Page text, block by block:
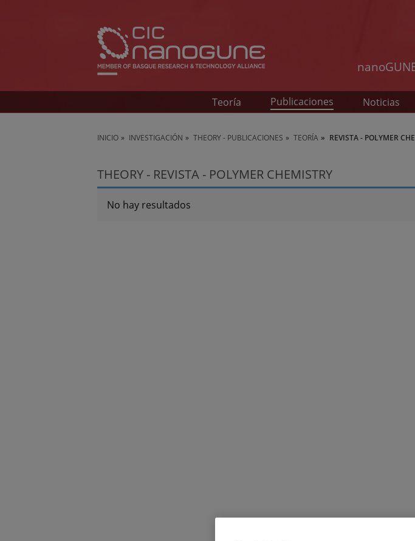
Teoría Publicaciones Noticias
INICIO INVESTIGACIÓN THEORY - PUBLICACIONES TEORÍA REVISTA - POLYMER
THEORY - REVISTA - POLYMER CHEMISTRY
No hay resultados